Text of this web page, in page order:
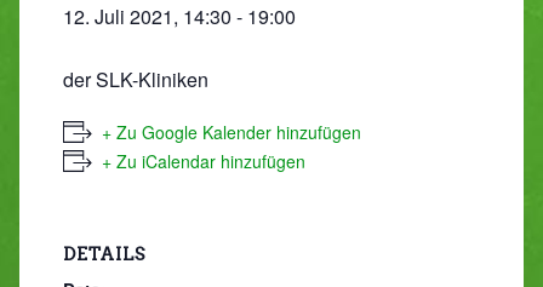
12. Juli 2021, 14:30 - 19:00
der SLK-Kliniken
+ Zu Google Kalender hinzufügen
+ Zu iCalendar hinzufügen
DETAILS